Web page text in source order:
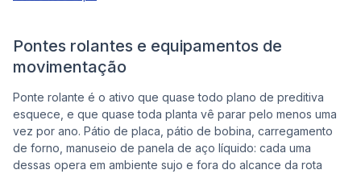
Pontes rolantes e equipamentos de
movimentação
Ponte rolante é o ativo que quase todo plano de preditiva
esquece, e que quase toda planta vê parar pelo menos uma
vez por ano. Pátio de placa, pátio de bobina, carregamento
de forno, manuseio de panela de aço líquido: cada uma
dessas opera em ambiente sujo e fora do alcance da rota